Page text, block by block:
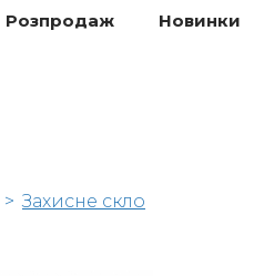
Розпродаж Новинки
Захисне скло